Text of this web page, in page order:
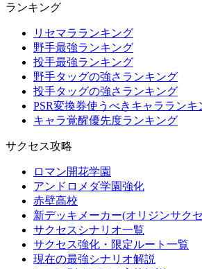
ランキング
リセマラランキング
野手最強ランキング
投手最強ランキング
野手タッグの強さランキング
投手タッグの強さランキング
PSR変換券使うべきキャラランキ
キャラ覚醒優先度ランキング
サクセス攻略
ロマン開花学園
アンドロメダ学園強化
赤壁高校
新デッキメーカー(オリジンサク
サクセスシナリオ一覧
サクセス強化・限定ルート一覧
現在の最強シナリオ解説